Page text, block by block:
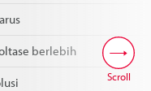
berlebih
Scroll